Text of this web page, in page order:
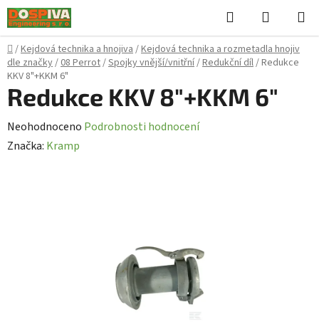
Přejít
na
obsah
Hledat
KOŠÍK
Domů
/Kejdová technika a hnojiva/Kejdová technika a rozmetadla hnojiv
dle značky/08 Perrot/Spojky vnější/vnitřní/Redukční díl/Redukce
KKV 8"+KKM 6"
Redukce KKV 8"+KKM 6"
Průměrné
hodnocení
Neohodnoceno Podrobnosti hodnocení
Značka: Kramp